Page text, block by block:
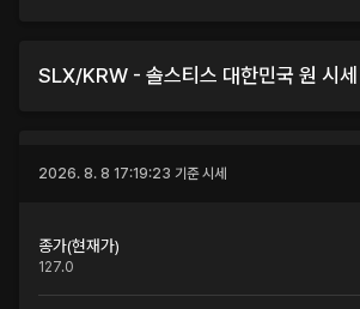
SLX/KRW - 솔스티스 대한민국 원 시세
2026. 8. 8 17:19:23 기준 시세
종가(현재가)
127.0